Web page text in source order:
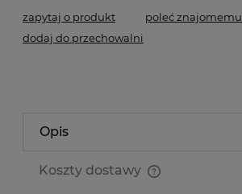
zapytaj o produkt poleć znajomemu
dodaj do przechowalni
Opis
Koszty dostawy